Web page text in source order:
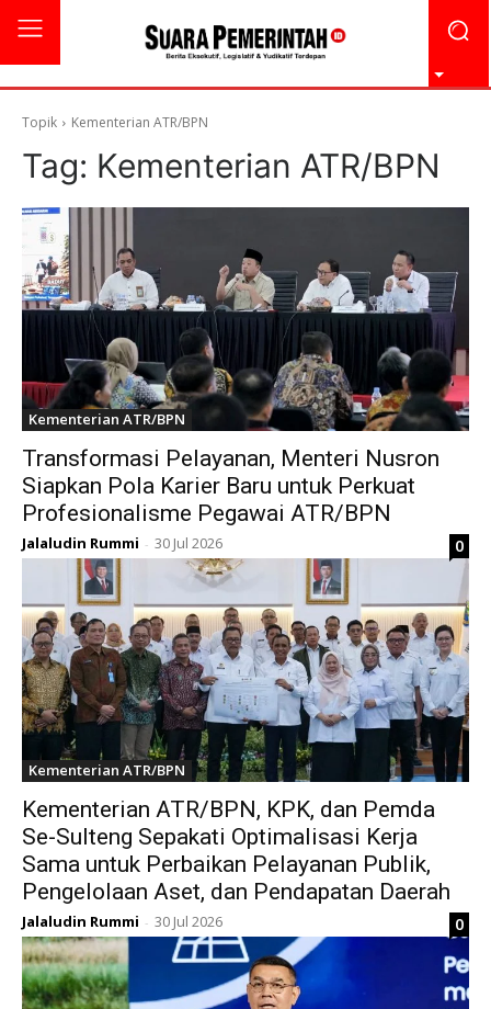
Topik Kementerian ATR/BPN
Tag: Kementerian ATR/BPN
Kementerian ATR/BPN
Transformasi Pelayanan, Menteri Nusron
Siapkan Pola Karier Baru untuk Perkuat
Profesionalisme Pegawai ATR/BPN
Jalaludin Rummi - 30 Jul 2026 0
Kementerian ATR/BPN
Kementerian ATR/BPN, KPK, dan Pemda
Se-Sulteng Sepakati Optimalisasi Kerja
Sama untuk Perbaikan Pelayanan Publik,
Pengelolaan Aset, dan Pendapatan Daerah
Jalaludin Rummi - 30 Jul 2026 0